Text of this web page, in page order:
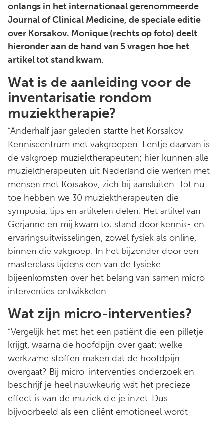
onlangs in het internationaal gerenommeerde
Journal of Clinical Medicine, de speciale editie
over Korsakov. Monique (rechts op foto) deelt
hieronder aan de hand van 5 vragen hoe het
artikel tot stand kwam.
Wat is de aanleiding voor de
inventarisatie rondom
muziektherapie?
“Anderhalf jaar geleden startte het Korsakov
Kenniscentrum met vakgroepen. Eentje daarvan is
de vakgroep muziektherapeuten; hier kunnen alle
muziektherapeuten uit Nederland die werken met
mensen met Korsakov, zich bij aansluiten. Tot nu
toe hebben we 30 muziektherapeuten die
symposia, tips en artikelen delen. Het artikel van
Gerjanne en mij kwam tot stand door kennis- en
ervaringsuitwisselingen, zowel fysiek als online,
binnen die vakgroep. In het bijzonder door een
masterclass tijdens een van de fysieke
bijeenkomsten over het belang van samen micro-
interventies ontwikkelen.
Wat zijn micro-interventies?
“Vergelijk het met het een patiënt die een pilletje
krijgt, waarna de hoofdpijn over gaat: welke
werkzame stoffen maken dat de hoofdpijn
overgaat? Bij micro-interventies onderzoek en
beschrijf je heel nauwkeurig wát het precieze
effect is van de muziek die je inzet. Dus
bijvoorbeeld als een cliënt emotioneel wordt